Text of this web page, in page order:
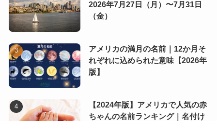
2026年7月27日（月）〜7月31日
（金）
アメリカの満月の名前｜12か月そ
れぞれに込められた意味【2026年
版】
【2024年版】アメリカで人気の赤
ちゃんの名前ランキング｜名付け